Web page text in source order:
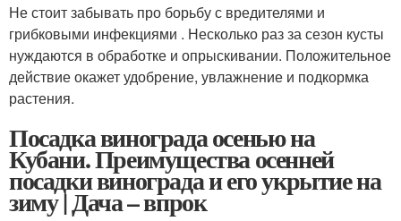
Не стоит забывать про борьбу с вредителями и
грибковыми инфекциями . Несколько раз за сезон кусты
нуждаются в обработке и опрыскивании. Положительное
действие окажет удобрение, увлажнение и подкормка
растения.
Посадка винограда осенью на
Кубани. Преимущества осенней
посадки винограда и его укрытие на
зиму | Дача – впрок